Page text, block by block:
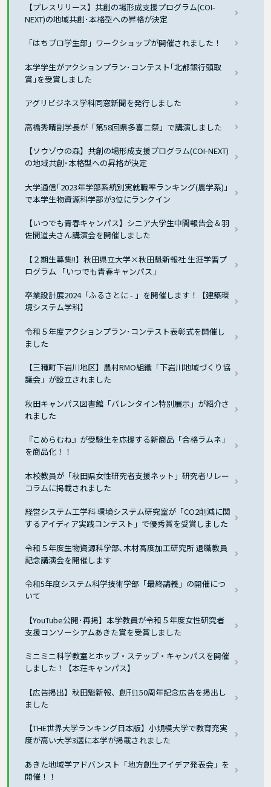
【プレスリリース】共創の場形成支援プログラム(COI-
NEXT)の地域共創･本格型への昇格が決定
「はちプロ学生部」ワークショップが開催されました！
本学学生がアクションプラン･コンテスト｢北都銀行頭取
賞｣を受賞しました
アグリビジネス学科同窓新聞を発行しました
高橋秀晴副学長が「第58回県多喜二祭」で講演しました
【ソウゾウの森】共創の場形成支援プログラム(COI-NEXT)
の地域共創･本格型への昇格が決定
大学通信｢2023年学部系統別実就職率ランキング(農学系)｣
で本学生物資源科学部が3位にランクイン
【いつでも青春キャンパス】シニア大学生中間報告会＆羽
佐間道夫さん講演会を開催しました
【２期生募集!!】秋田県立大学×秋田魁新報社 生涯学習プ
ログラム 「いつでも青春キャンパス」
卒業設計展2024「ふるさとに - 」を開催します！【建築環
境システム学科】
令和５年度アクションプラン･コンテスト表彰式を開催し
ました
【三種町下岩川地区】農村RMO組織「下岩川地域づくり協
議会」が設立されました
秋田キャンパス図書館「バレンタイン特別展示」が紹介さ
れました
『こめらむね』が受験生を応援する新商品「合格ラムネ」
を商品化！！
本校教員が「秋田県女性研究者支援ネット」研究者リレー
コラムに掲載されました
経営システム工学科 環境システム研究室が「CO2削減に関
するアイディア実践コンテスト」で優秀賞を受賞しました
令和５年度生物資源科学部､木材高度加工研究所 退職教員
記念講演会を開催します
令和5年度システム科学技術学部「最終講義」の開催につ
いて
【YouTube公開･再掲】本学教員が令和５年度女性研究者
支援コンソーシアムあきた賞を受賞しました
ミニミニ科学教室とホップ・ステップ・キャンパスを開催
しました！【本荘キャンパス】
【広告掲出】秋田魁新報、創刊150周年記念広告を掲出し
ました
【THE世界大学ランキング日本版】小規模大学で教育充実
度が高い大学3選に本学が掲載されました
あきた地域学アドバンスト「地方創生アイデア発表会」を
開催！！